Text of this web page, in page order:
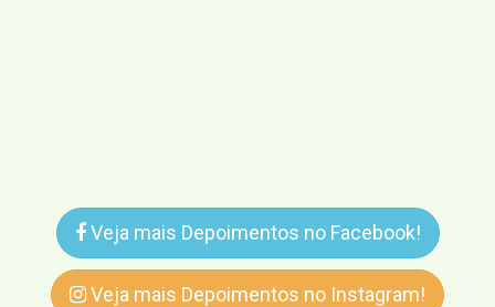
Veja mais Depoimentos no Facebook!
Veja mais Depoimentos no Instagram!